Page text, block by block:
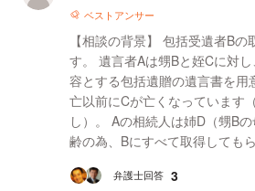
ベストアンサー
【相談の背景】 包括受遺者B
す。 遺言者Aは甥Bと姪Cに対し、各1/2の取得割合を内
容とする包括遺贈の遺言書を用
亡以前にCが亡くなっています
し）。 Aの相続人は姉D（甥B
齢の為、Bにすべて取得しても
代...
弁護士回答 3